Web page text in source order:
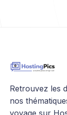
Retrouvez les
nos
voyage sur